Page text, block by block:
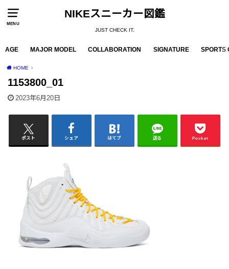
MENU
NIKEスニーカー図鑑
JUST CHECK IT.
AGE MAJOR MODEL COLLABORATION SIGNATURE SPORTS
HOME
1153800_01
2023年6月20日
ポスト シェア はてブ 送る Pocket